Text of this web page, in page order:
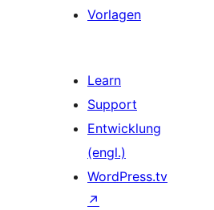
Vorlagen
Learn
Support
Entwicklung
(engl.)
WordPress.tv
↗